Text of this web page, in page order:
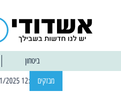
ביטחון
מבזקים
| 12:14 13/01/2025 אחרי שבוע: הוסר איסור הרחצה בחופי אשדוד